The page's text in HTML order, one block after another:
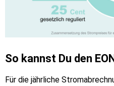
So kannst Du den
Für die jährliche